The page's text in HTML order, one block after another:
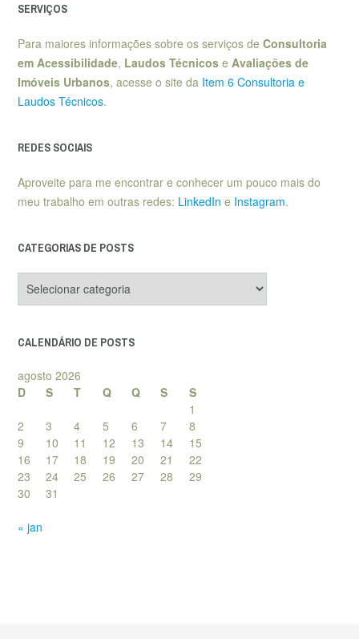
SERVIÇOS
Para maiores informações sobre os serviços de Consultoria
em Acessibilidade, Laudos Técnicos e Avaliações de
Imóveis Urbanos, acesse o site da Item 6 Consultoria e
Laudos Técnicos.
REDES SOCIAIS
Aproveite para me encontrar e conhecer um pouco mais do
meu trabalho em outras redes: LinkedIn e Instagram.
CATEGORIAS DE POSTS
de
CALENDÁRIO DE POSTS
agosto 2026
D
S T Q Q S
S
1
2
3 4 5 6 7
8
9
10 11 12 13 14
15
16
17 18 19 20 21
22
23
24 25 26 27 28
29
30
31
« jan